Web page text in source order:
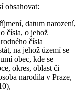
obsahovat:
datum narození,
čísla, o jehož
čísla
na jehož území se
obec, kde se
okres, oblast či
narodila v Praze,